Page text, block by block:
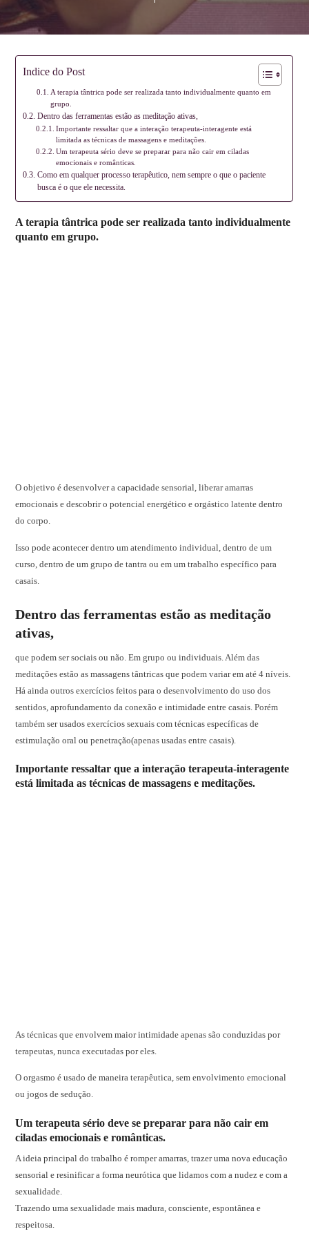
Indice do Post
A terapia tântrica pode ser realizada tanto individualmente quanto em
grupo.
Dentro das ferramentas estão as meditação ativas,
Importante ressaltar que a interação terapeuta-interagente está
limitada as técnicas de massagens e meditações.
Um terapeuta sério deve se preparar para não cair em ciladas
emocionais e românticas.
Como em qualquer processo terapêutico, nem sempre o que o paciente
busca é o que ele necessita.
A terapia tântrica pode ser realizada tanto individualmente
quanto em grupo.
O objetivo é desenvolver a capacidade sensorial, liberar amarras
emocionais e descobrir o potencial energético e orgástico latente dentro
do corpo.
Isso pode acontecer dentro um atendimento individual, dentro de um
curso, dentro de um grupo de tantra ou em um trabalho específico para
casais.
Dentro das ferramentas estão as meditação
ativas,
que podem ser sociais ou não. Em grupo ou individuais. Além das
meditações estão as massagens tântricas que podem variar em até 4 níveis.
Há ainda outros exercícios feitos para o desenvolvimento do uso dos
sentidos, aprofundamento da conexão e intimidade entre casais. Porém
também ser usados exercícios sexuais com técnicas específicas de
estimulação oral ou penetração(apenas usadas entre casais).
Importante ressaltar que a interação terapeuta-interagente
está limitada as técnicas de massagens e meditações.
As técnicas que envolvem maior intimidade apenas são conduzidas por
terapeutas, nunca executadas por eles.
O orgasmo é usado de maneira terapêutica, sem envolvimento emocional
ou jogos de sedução.
Um terapeuta sério deve se preparar para não cair em
ciladas emocionais e românticas.
A ideia principal do trabalho é romper amarras, trazer uma nova educação
sensorial e resinificar a forma neurótica que lidamos com a nudez e com a
sexualidade.
Trazendo uma sexualidade mais madura, consciente, espontânea e
respeitosa.